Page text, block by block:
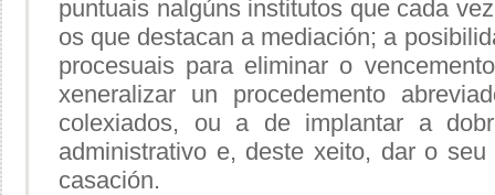
puntuais nalgúns institutos que cada
os que destacan a mediación; a
procesuais para eliminar o
xeneralizar un procedemento
colexiados, ou a de implantar a
administrativo e, deste xeito, dar o
casación.